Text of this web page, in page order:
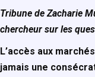
Tribune de Zacharie
chercheur sur les
L’accès aux
jamais une